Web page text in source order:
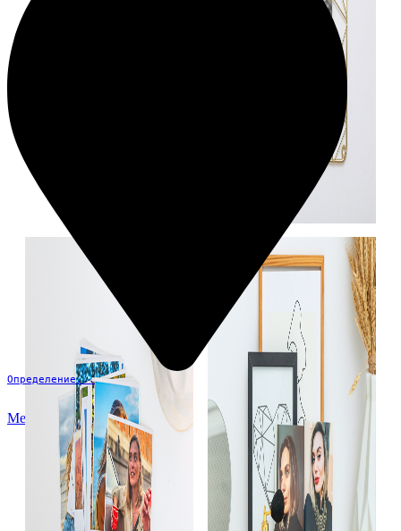
Определение...
Меню